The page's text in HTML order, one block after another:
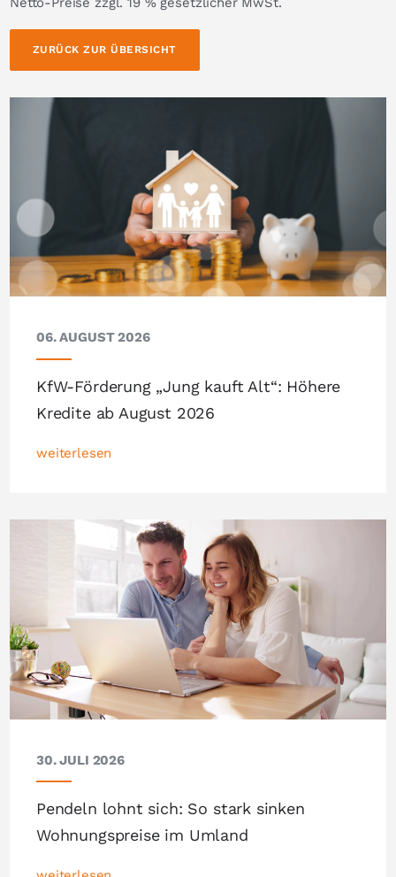
ZURÜCK ZUR ÜBERSICHT
06. AUGUST 2026
KfW-Förderung „Jung kauft Alt“: Höhere
Kredite ab August 2026
weiterlesen
30. JULI 2026
Pendeln lohnt sich: So stark sinken
Wohnungspreise im Umland